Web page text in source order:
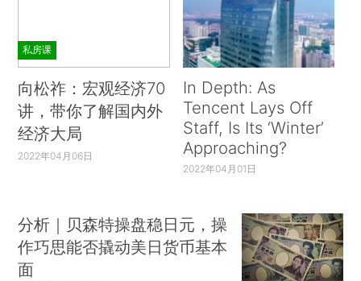
私房课
向松祚：宏观经济70
讲，带你了解国内外
经济大局
2022年04月06日
In Depth: As
Tencent Lays Off
Staff, Is Its ‘Winter’
Approaching?
2022年04月01日
分析｜贝森特操盘稳日元，操
作巧思能否撬动美日货币基本
面